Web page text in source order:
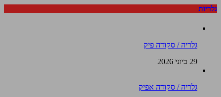
גלריות
גלריה / סקודה פיק
29 ביוני 2026
גלריה / סקודה אפיק